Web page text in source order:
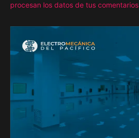
procesan los datos de tus comentarios